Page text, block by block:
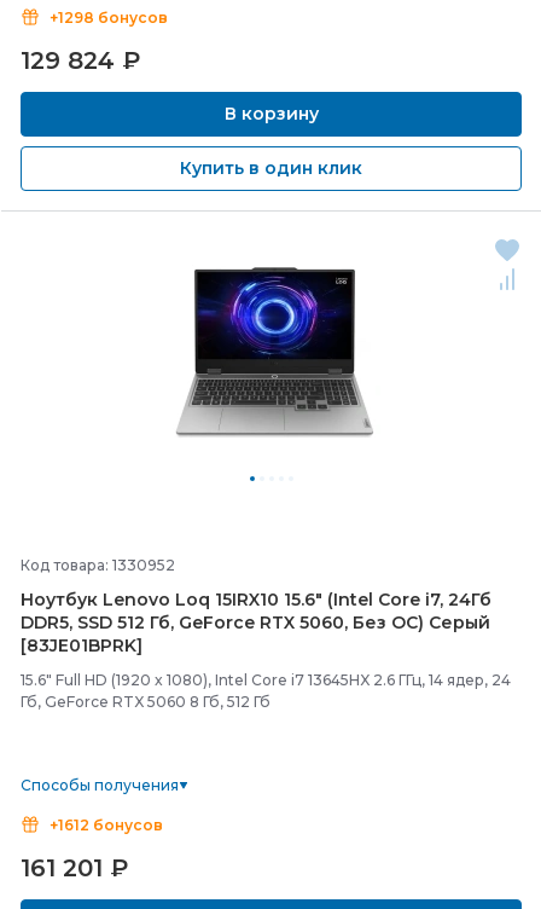
+1298 бонусов
129 824 ₽
В корзину
Купить в один клик
Код товара: 1330952
Ноутбук Lenovo Loq 15IRX10 15.6" (Intel Core i7, 24Гб
DDR5, SSD 512 Гб, GeForce RTX 5060, Без ОС) Серый
[83JE01BPRK]
15.6" Full HD (1920 x 1080), Intel Core i7 13645HX 2.6 ГГц, 14 ядер, 24
Гб, GeForce RTX 5060 8 Гб, 512 Гб
Способы получения
+1612 бонусов
161 201 ₽